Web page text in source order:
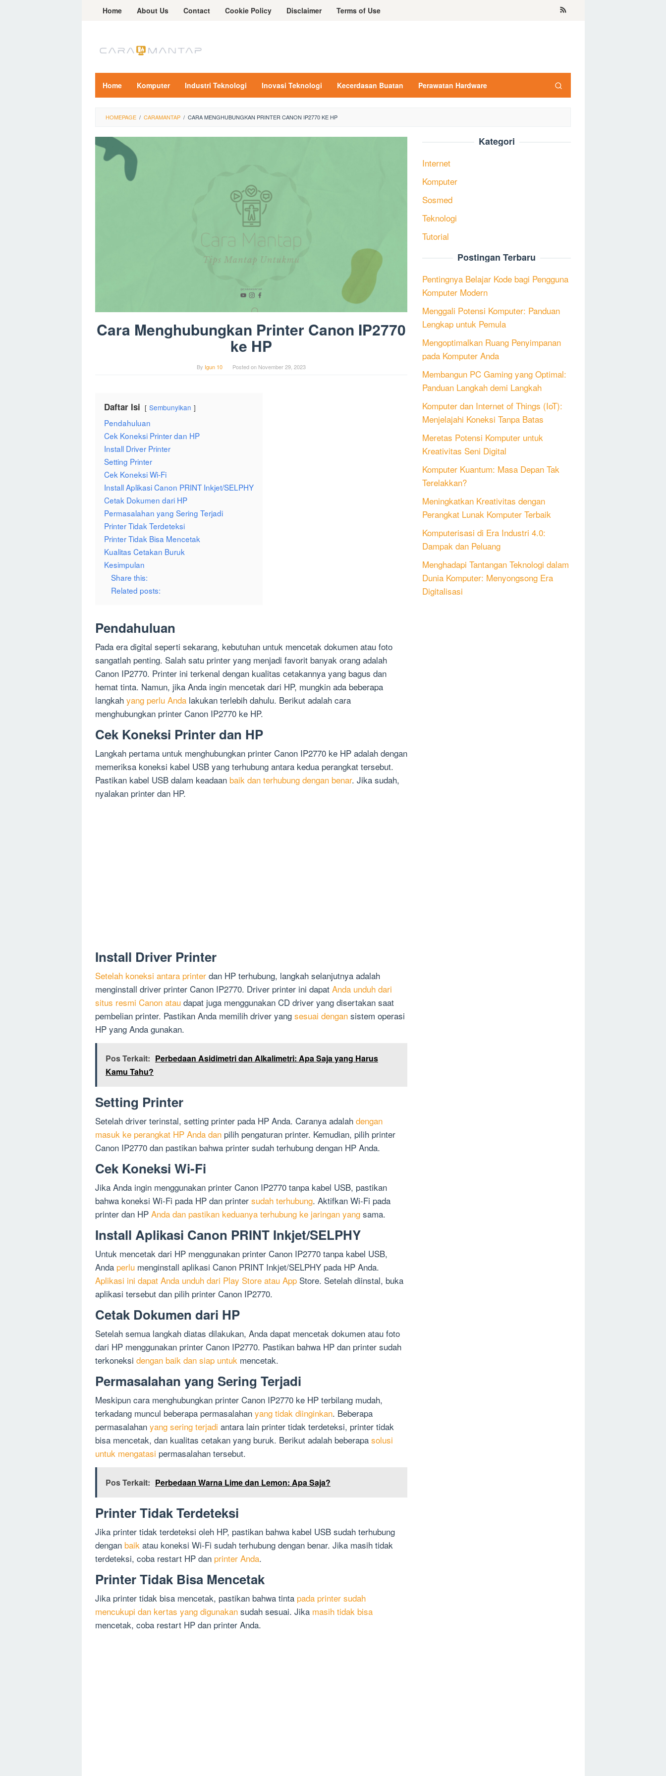
Home About Us Contact Cookie Policy Disclaimer Terms of Use
Home Komputer Industri Teknologi Inovasi Teknologi Kecerdasan Buatan Perawatan Hardware
HOMEPAGE / CARAMANTAP / CARA MENGHUBUNGKAN PRINTER CANON IP2770 KE HP
Cara Menghubungkan Printer Canon IP2770
ke HP
By Igun 10 Posted on November 29, 2023
Daftar Isi Sembunyikan
Pendahuluan
Cek Koneksi Printer dan HP
Install Driver Printer
Setting Printer
Cek Koneksi Wi-Fi
Install Aplikasi Canon PRINT Inkjet/SELPHY
Cetak Dokumen dari HP
Permasalahan yang Sering Terjadi
Printer Tidak Terdeteksi
Printer Tidak Bisa Mencetak
Kualitas Cetakan Buruk
Kesimpulan
Share this:
Related posts:
Pendahuluan
Pada era digital seperti sekarang, kebutuhan untuk mencetak dokumen atau foto
sangatlah penting. Salah satu printer yang menjadi favorit banyak orang adalah
Canon IP2770. Printer ini terkenal dengan kualitas cetakannya yang bagus dan
hemat tinta. Namun, jika Anda ingin mencetak dari HP, mungkin ada beberapa
langkah yang perlu Anda lakukan terlebih dahulu. Berikut adalah cara
menghubungkan printer Canon IP2770 ke HP.
Cek Koneksi Printer dan HP
Langkah pertama untuk menghubungkan printer Canon IP2770 ke HP adalah dengan
memeriksa koneksi kabel USB yang terhubung antara kedua perangkat tersebut.
Pastikan kabel USB dalam keadaan baik dan terhubung dengan benar. Jika sudah,
nyalakan printer dan HP.
Install Driver Printer
Setelah koneksi antara printer dan HP terhubung, langkah selanjutnya adalah
menginstall driver printer Canon IP2770. Driver printer ini dapat Anda unduh dari
situs resmi Canon atau dapat juga menggunakan CD driver yang disertakan saat
pembelian printer. Pastikan Anda memilih driver yang sesuai dengan sistem operasi
HP yang Anda gunakan.
Pos Terkait: Perbedaan Asidimetri dan Alkalimetri: Apa Saja yang Harus
Kamu Tahu?
Setting Printer
Setelah driver terinstal, setting printer pada HP Anda. Caranya adalah dengan
masuk ke perangkat HP Anda dan pilih pengaturan printer. Kemudian, pilih printer
Canon IP2770 dan pastikan bahwa printer sudah terhubung dengan HP Anda.
Cek Koneksi Wi-Fi
Jika Anda ingin menggunakan printer Canon IP2770 tanpa kabel USB, pastikan
bahwa koneksi Wi-Fi pada HP dan printer sudah terhubung. Aktifkan Wi-Fi pada
printer dan HP Anda dan pastikan keduanya terhubung ke jaringan yang sama.
Install Aplikasi Canon PRINT Inkjet/SELPHY
Untuk mencetak dari HP menggunakan printer Canon IP2770 tanpa kabel USB,
Anda perlu menginstall aplikasi Canon PRINT Inkjet/SELPHY pada HP Anda.
Aplikasi ini dapat Anda unduh dari Play Store atau App Store. Setelah diinstal, buka
aplikasi tersebut dan pilih printer Canon IP2770.
Cetak Dokumen dari HP
Setelah semua langkah diatas dilakukan, Anda dapat mencetak dokumen atau foto
dari HP menggunakan printer Canon IP2770. Pastikan bahwa HP dan printer sudah
terkoneksi dengan baik dan siap untuk mencetak.
Permasalahan yang Sering Terjadi
Meskipun cara menghubungkan printer Canon IP2770 ke HP terbilang mudah,
terkadang muncul beberapa permasalahan yang tidak diinginkan. Beberapa
permasalahan yang sering terjadi antara lain printer tidak terdeteksi, printer tidak
bisa mencetak, dan kualitas cetakan yang buruk. Berikut adalah beberapa solusi
untuk mengatasi permasalahan tersebut.
Pos Terkait: Perbedaan Warna Lime dan Lemon: Apa Saja?
Printer Tidak Terdeteksi
Jika printer tidak terdeteksi oleh HP, pastikan bahwa kabel USB sudah terhubung
dengan baik atau koneksi Wi-Fi sudah terhubung dengan benar. Jika masih tidak
terdeteksi, coba restart HP dan printer Anda.
Printer Tidak Bisa Mencetak
Jika printer tidak bisa mencetak, pastikan bahwa tinta pada printer sudah
mencukupi dan kertas yang digunakan sudah sesuai. Jika masih tidak bisa
mencetak, coba restart HP dan printer Anda.
Kategori
Internet
Komputer
Sosmed
Teknologi
Tutorial
Postingan Terbaru
Pentingnya Belajar Kode bagi Pengguna
Komputer Modern
Menggali Potensi Komputer: Panduan
Lengkap untuk Pemula
Mengoptimalkan Ruang Penyimpanan
pada Komputer Anda
Membangun PC Gaming yang Optimal:
Panduan Langkah demi Langkah
Komputer dan Internet of Things (IoT):
Menjelajahi Koneksi Tanpa Batas
Meretas Potensi Komputer untuk
Kreativitas Seni Digital
Komputer Kuantum: Masa Depan Tak
Terelakkan?
Meningkatkan Kreativitas dengan
Perangkat Lunak Komputer Terbaik
Komputerisasi di Era Industri 4.0:
Dampak dan Peluang
Menghadapi Tantangan Teknologi dalam
Dunia Komputer: Menyongsong Era
Digitalisasi